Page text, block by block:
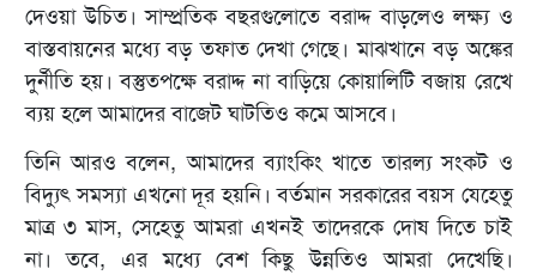
দেওয়া উচিত। সাম্প্রতিক বছরগুলোতে বরাদ্দ বাড়লেও লক্ষ্য ও
বাস্তবায়নের মধ্যে বড় তফাত দেখা গেছে। মাঝখানে বড় অঙ্কের
দুর্নীতি হয়। বস্তুতপক্ষে বরাদ্দ না বাড়িয়ে কোয়ালিটি বজায় রেখে
ব্যয় হলে আমাদের বাজেট ঘাটতিও কমে আসবে।
তিনি আরও বলেন, আমাদের ব্যাংকিং খাতে তারল্য সংকট ও
বিদ্যুৎ সমস্যা এখনো দূর হয়নি। বর্তমান সরকারের বয়স যেহেতু
মাত্র ৩ মাস, সেহেতু আমরা এখনই তাদেরকে দোষ দিতে চাই
না। তবে, এর মধ্যে বেশ কিছু উন্নতিও আমরা দেখেছি।